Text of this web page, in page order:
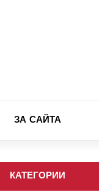
ЗА САЙТА
КАТЕГОРИИ